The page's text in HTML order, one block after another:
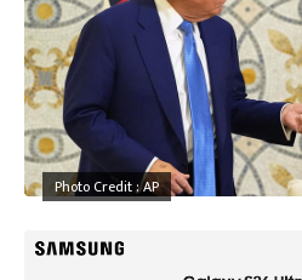
Photo Credit : AP